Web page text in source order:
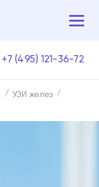
+7 (495) 121-36-72
УЗИ желез